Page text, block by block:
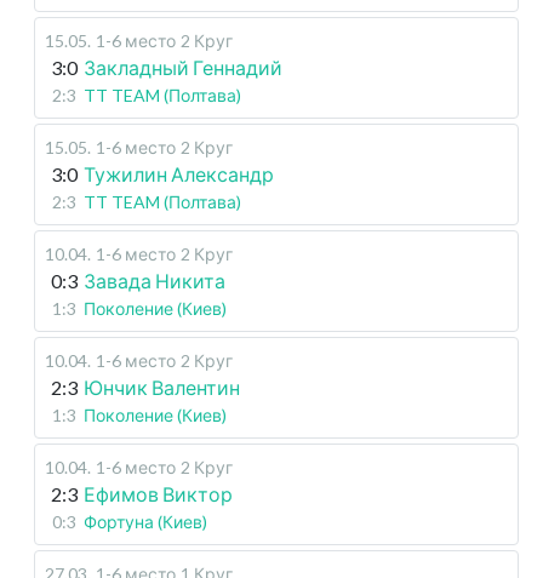
15.05. 1-6 место 2 Круг
3:0 Закладный Геннадий
2:3 TT TEAM (Полтава)
15.05. 1-6 место 2 Круг
3:0 Тужилин Александр
2:3 TT TEAM (Полтава)
10.04. 1-6 место 2 Круг
0:3 Завада Никита
1:3 Поколение (Киев)
10.04. 1-6 место 2 Круг
2:3 Юнчик Валентин
1:3 Поколение (Киев)
10.04. 1-6 место 2 Круг
2:3 Ефимов Виктор
0:3 Фортуна (Киев)
27.03. 1-6 место 1 Круг